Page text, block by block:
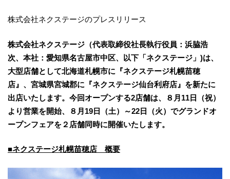
株式会社ネクステージのプレスリリース
株式会社ネクステージ（代表取締役社⻑執行役員：浜脇浩
次、本社：愛知県名古屋市中区、以下「ネクステージ」)は、
大型店舗として北海道札幌市に『ネクステージ札幌苗穂
店』、宮城県宮城郡に『ネクステージ仙台利府店』を新たに
出店いたします。今回オープンする2店舗は、８月11日（祝）
より営業を開始、８月19日（土）～22日（火）でグランドオ
ープンフェアを２店舗同時に開催いたします。
■ネクステージ札幌苗穂店 概要